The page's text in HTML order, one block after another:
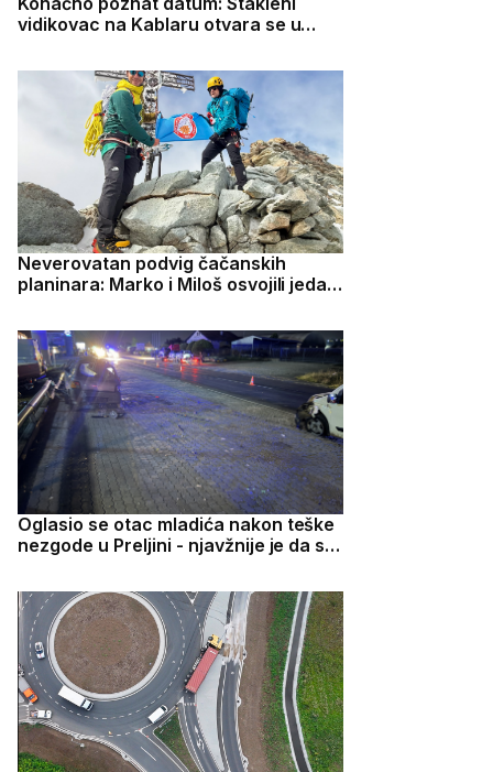
vidikovac na Kablaru otvara se u
Neverovatan podvig čačanskih
planinara: Marko i Miloš osvojili jedan
Oglasio se otac mladića nakon teške
nezgode u Preljini - njavžnije je da su